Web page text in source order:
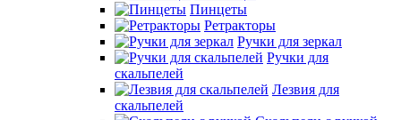
Пинцеты
Ретракторы
Ручки для зеркал
Ручки для
скальпелей
Лезвия для
скальпелей